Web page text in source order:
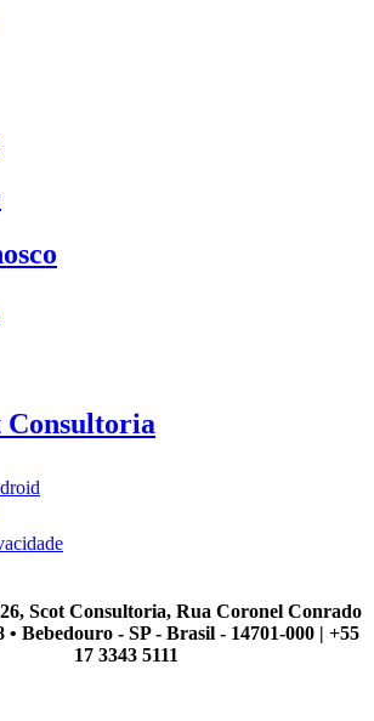
Consultoria
Scot Consultoria, Rua Coronel Conrado
• Bebedouro - SP - Brasil - 14701-000 | +55
17 3343 5111